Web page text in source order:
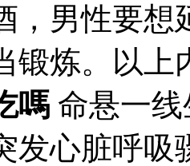
，男性要想
锻炼。以上
嗎 命悬一
发心脏呼